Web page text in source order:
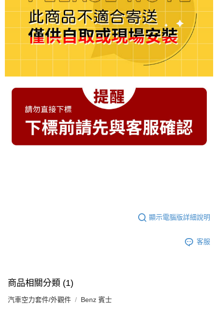
顯示電腦版詳細說明
客服
商品相關分類 (1)
汽車空力套件/外觀件 Benz 賓士